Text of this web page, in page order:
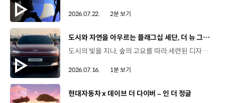
2026.07.22. 2분 보기
[동영상]
도시와 자연을 아우르는 플래그십 세단, 더 뉴 그랜저
도시의 빛을 지나, 숲의 고요를 따라.세련된 디자인과 정제된 주행 감각으로모든 순간을 편안하게 완성하는 더 뉴 그랜저를 만나보세요. *본 영상은 AI를 활용해 제작했습니다. #현대자동차 #더뉴그랜저 #플래그십세단 #그랜저 #플레오스커넥트
2026.07.16. 1분 보기
[동영상]
현대자동차 x 데이브 더 다이버 – 인 더 정글